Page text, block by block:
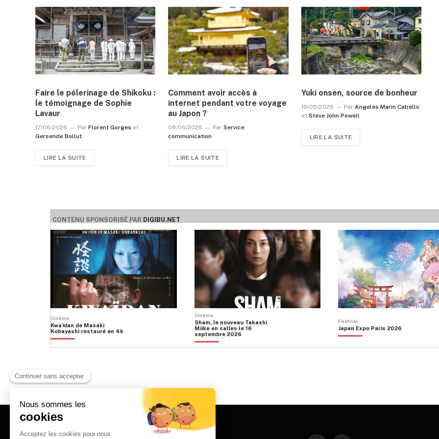
Faire le pélerinage de Shikoku :
le témoignage de Sophie
Lavaur
17/06/2026 Par Florent Gorges et
Gersende Bollut
LIRE LA SUITE
Comment avoir accès à
internet pendant votre voyage
au Japon ?
09/06/2026 Par Service
communication
LIRE LA SUITE
Yuki onsen, source de bonheur
19/05/2026 Par Angeles Marin Cabello
et Steve John Powell
LIRE LA SUITE
CONTENU SPONSORISÉ PAR DIGIBU.NET
Cinéma
Kwaïdan de Masaki
Kobayashi restauré en 4k
Cinéma
Sham, le nouveau Takashi
Miike en salles le 16
septembre 2026
Festival
Japan Expo Paris 2026